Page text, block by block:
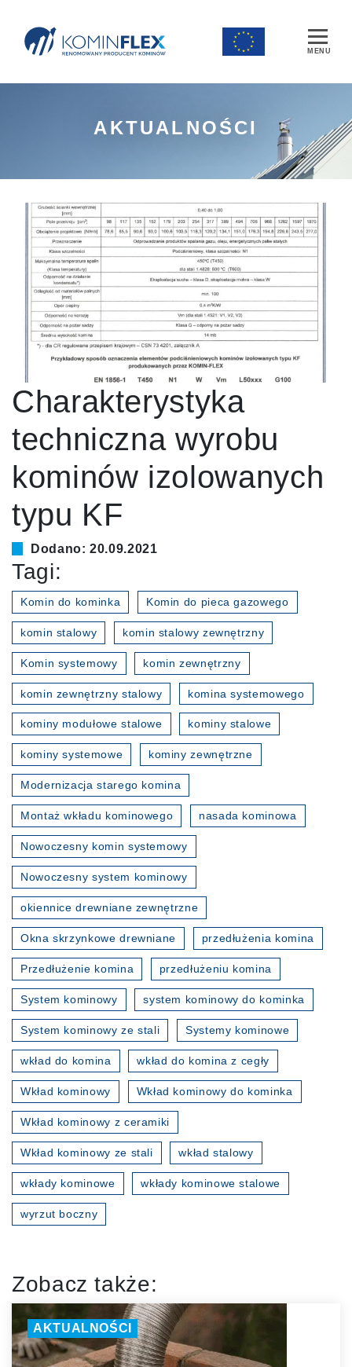
Main Navigation
AKTUALNOŚCI
Charakterystyka
techniczna wyrobu
kominów izolowanych
typu KF
Dodano: 20.09.2021
Tagi:
Komin do kominka Komin do pieca gazowego
komin stalowy komin stalowy zewnętrzny
Komin systemowy komin zewnętrzny
komin zewnętrzny stalowy komina systemowego
kominy modułowe stalowe kominy stalowe
kominy systemowe kominy zewnętrzne
Modernizacja starego komina
Montaż wkładu kominowego nasada kominowa
Nowoczesny komin systemowy
Nowoczesny system kominowy
okiennice drewniane zewnętrzne
Okna skrzynkowe drewniane przedłużenia komina
Przedłużenie komina przedłużeniu komina
System kominowy system kominowy do kominka
System kominowy ze stali Systemy kominowe
wkład do komina wkład do komina z cegły
Wkład kominowy Wkład kominowy do kominka
Wkład kominowy z ceramiki
Wkład kominowy ze stali wkład stalowy
wkłady kominowe wkłady kominowe stalowe
wyrzut boczny
Zobacz także:
AKTUALNOŚCI